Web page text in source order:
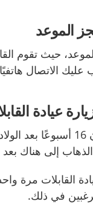
الموعد
حيث تقوم
عليك الاتصال
عيادة
تتم الزيارة في غضون
إلى هناك
القابلات مرة
في ذلك.